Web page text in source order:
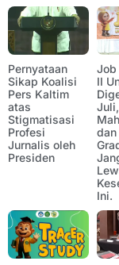
Pernyataan
Sikap Koalisi
Pers Kaltim
atas
Stigmatisasi
Profesi
Jurnalis oleh
Presiden
Job
II
Juli,
dan
Ini.